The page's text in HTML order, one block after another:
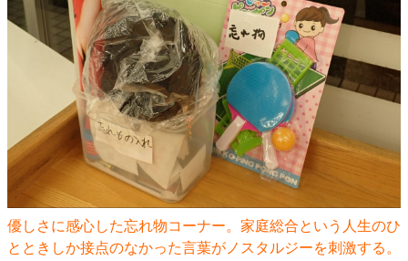
優しさに感心した忘れ物コーナー。家庭総合という人生のひ
とときしか接点のなかった言葉がノスタルジーを刺激する。